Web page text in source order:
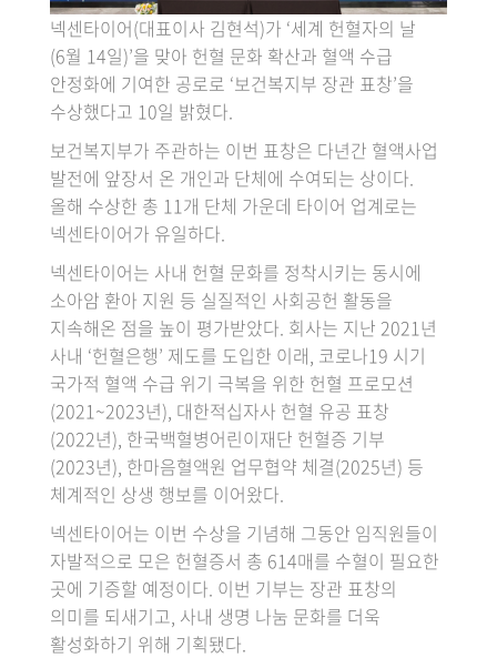
넥센타이어(대표이사 김현석)가 ‘세계 헌혈자의 날
(6월 14일)’을 맞아 헌혈 문화 확산과 혈액 수급
안정화에 기여한 공로로 ‘보건복지부 장관 표창’을
수상했다고 10일 밝혔다.
보건복지부가 주관하는 이번 표창은 다년간 혈액사업
발전에 앞장서 온 개인과 단체에 수여되는 상이다.
올해 수상한 총 11개 단체 가운데 타이어 업계로는
넥센타이어가 유일하다.
넥센타이어는 사내 헌혈 문화를 정착시키는 동시에
소아암 환아 지원 등 실질적인 사회공헌 활동을
지속해온 점을 높이 평가받았다. 회사는 지난 2021년
사내 ‘헌혈은행’ 제도를 도입한 이래, 코로나19 시기
국가적 혈액 수급 위기 극복을 위한 헌혈 프로모션
(2021~2023년), 대한적십자사 헌혈 유공 표창
(2022년), 한국백혈병어린이재단 헌혈증 기부
(2023년), 한마음혈액원 업무협약 체결(2025년) 등
체계적인 상생 행보를 이어왔다.
넥센타이어는 이번 수상을 기념해 그동안 임직원들이
자발적으로 모은 헌혈증서 총 614매를 수혈이 필요한
곳에 기증할 예정이다. 이번 기부는 장관 표창의
의미를 되새기고, 사내 생명 나눔 문화를 더욱
활성화하기 위해 기획됐다.